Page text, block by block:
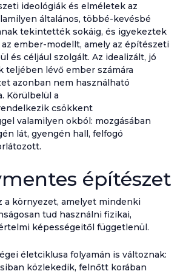
ideológiák és elméletek az
általános, többé-kevésbé
tekintették sokáig, és igyekeztek
ember-modellt, amely az építészeti
és céljául szolgált. Az idealizált, jó
teljében lévő ember számára
azonban nem használható
Körülbelül a
csökkent
valamilyen okból: mozgásában
lát, gyengén hall, felfogó
építészet
a környezet, amelyet mindenki
tud használni fizikai,
képességeitől függetlenül.
életciklusa folyamán is változnak:
közlekedik, felnőtt korában